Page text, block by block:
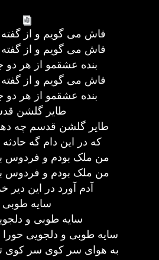
فاش می گویم و از
فاش می گویم و از
بنده عشقمو از هر دو
فاش می گویم و از
بنده عشقمو از هر دو
طایر گلشن
طایر گلشن قدسم چه
که در این دام گه
من ملک بودم و فردوس
من ملک بودم و فردوس
آدم آورد در این دیر
سایه طوبی
سایه طوبی و
سایه طوبی و دلجویی
به هوای سر کوی سر کوی